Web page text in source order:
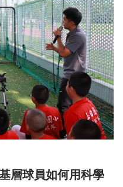
層球員如何用科學